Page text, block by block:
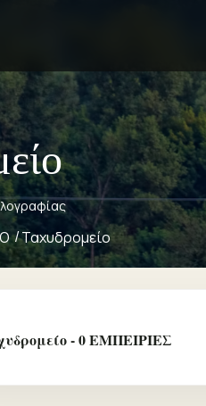
Ταχυδρομείο
- 0 ΕΜΠΕΙΡΙΕΣ